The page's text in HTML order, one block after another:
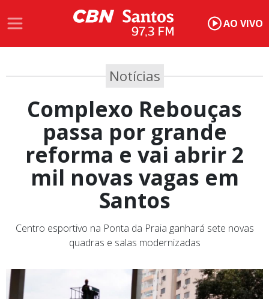
AO VIVO
Notícias
Complexo Rebouças
passa por grande
reforma e vai abrir 2
mil novas vagas em
Santos
Centro esportivo na Ponta da Praia ganhará sete novas
quadras e salas modernizadas